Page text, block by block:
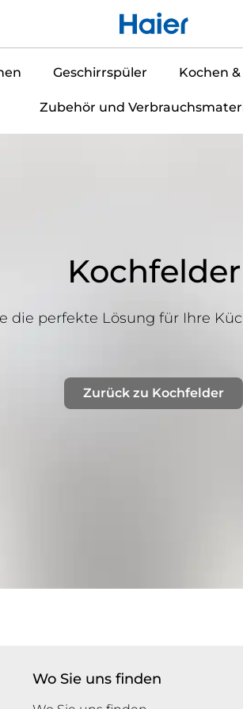
Geschirrspüler Kochen
Zubehör und
Kochfelder
die perfekte Lösung für Ihre
Zurück zu Kochfelder
Wo Sie uns finden